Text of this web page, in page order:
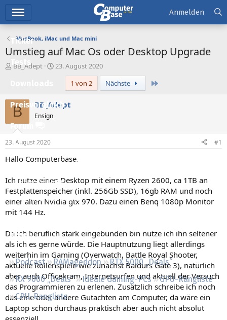
Ticker
Tests
Preisvergleich
Forum
Aktuelles
Empfohlene Inhalte
Neue Beiträge
Neueste Aktivitäten
Leserartikel
Regeln
Podcast RAMageddon
RTX 5000 „Deals“
RX 9000 „Deals“
Ideale Gaming-PCs
GPU-Rangliste
CPU-Rangliste
Anmelden
MacBook, iMac und Mac mini
Umstieg auf Mac Os oder Desktop Upgrade
E
e
e
BB_Adept
E
e
m
23. August 2020
1 von 2
Nächste
B BB_Adept
Ensign
23. August 2020 #1
Hallo Computerbase.
Ich nutze einen Desktop mit einem Ryzen 2600, ca 1TB an
Festplattenspeicher (inkl. 256Gb SSD), 16gb RAM und noch
einer alten Nvidia gtx 970. Dazu einen Benq 1080p Monitor
mit 144 Hz.
Da ich beruflich stark eingebunden bin nutze ich ihn seltener
als ich es gerne würde. Die Hauptnutzung liegt allerdings
weiterhin im Gaming (Overwatch, Battle Royal Shooter,
aktuelle Rollenspiele wie zunächst Baldurs Gate 3), natürlich
aber auch Officekram, Internetsurfen und aktuell der Versuch
das Programmieren zu erlenen. Zusätzlich schreibe ich noch
das eine oder andere Gutachten am Computer, da wäre ein
Laptop schon durchaus praktisch aber auch nicht absolut